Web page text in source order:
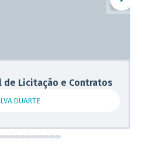
Licitação e Contratos
DUARTE